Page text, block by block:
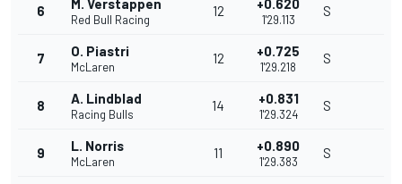
6 M. Verstappen
Red Bull Racing
12 +0.620
1'29.113
S
7 O. Piastri
McLaren
12 +0.725
1'29.218
S
8 A. Lindblad
Racing Bulls
14 +0.831
1'29.324
S
9 L. Norris
McLaren
11 +0.890
1'29.383
S